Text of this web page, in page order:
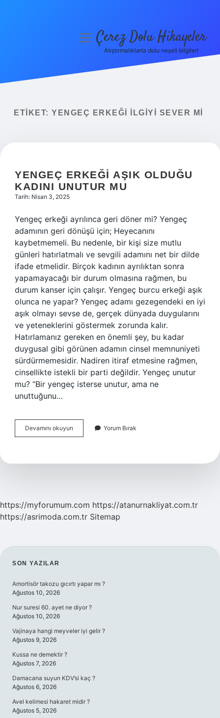
Yasal Uyarı
menüyüÇerez Dolu Hikayeler
Atıştırmalıklarla dolu neşeli bilgiler!
ETIKET: YENGEÇ ERKEĞI ILGIYI SEVER MI
YENGEÇ ERKEĞI AŞIK OLDUĞU
KADINI UNUTUR MU
Tarih: Nisan 3, 2025
Yengeç erkeği ayrılınca geri döner mi? Yengeç
adamının geri dönüşü için; Heyecanını
kaybetmemeli. Bu nedenle, bir kişi size mutlu
günleri hatırlatmalı ve sevgili adamını net bir dilde
ifade etmelidir. Birçok kadının ayrılıktan sonra
yapamayacağı bir durum olmasına rağmen, bu
durum kanser için çalışır. Yengeç burcu erkeği aşık
olunca ne yapar? Yengeç adamı gezegendeki en iyi
aşık olmayı sevse de, gerçek dünyada duygularını
ve yeteneklerini göstermek zorunda kalır.
Hatırlamanız gereken en önemli şey, bu kadar
duygusal gibi görünen adamın cinsel memnuniyeti
sürdürmemesidir. Nadiren itiraf etmesine rağmen,
cinsellikte istekli bir parti değildir. Yengeç unutur
mu? “Bir yengeç isterse unutur, ama ne
unuttuğunu…
Devamını okuyun
Erkeği
Kadını
Yorum Bırak
https://myforumum.com https://atanurnakliyat.com.tr
https://asrimoda.com.tr Sitemap
SIDEBAR
SON YAZILAR
Amortisör takozu gıcırtı yapar mı ?
Ağustos 10, 2026
Nur suresi 60. ayet ne diyor ?
Ağustos 10, 2026
Vajinaya hangi meyveler iyi gelir ?
Ağustos 9, 2026
Kussa ne demektir ?
Ağustos 7, 2026
Damacana suyun KDV’si kaç ?
Ağustos 6, 2026
Avel kelimesi hakaret midir ?
Ağustos 5, 2026